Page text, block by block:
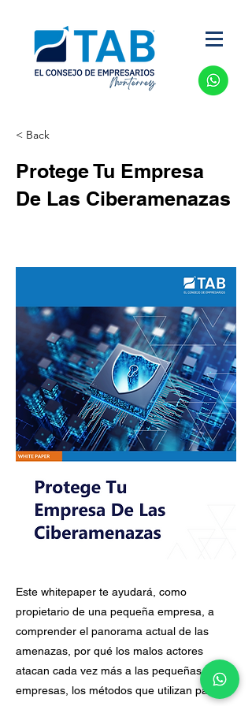
< Back
Protege Tu Empresa
De Las Ciberamenazas
Este whitepaper te ayudará, como
propietario de una pequeña empresa, a
comprender el panorama actual de las
amenazas, por qué los malos actores
atacan cada vez más a las pequeñas
empresas, los métodos que utilizan para